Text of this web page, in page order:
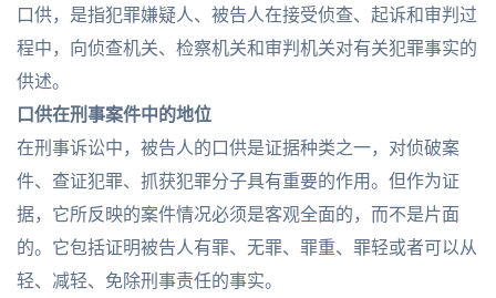
口供，是指犯罪嫌疑人、被告人在接受侦查、起诉和审判过
程中，向侦查机关、检察机关和审判机关对有关犯罪事实的
供述。
口供在刑事案件中的地位
在刑事诉讼中，被告人的口供是证据种类之一，对侦破案
件、查证犯罪、抓获犯罪分子具有重要的作用。但作为证
据，它所反映的案件情况必须是客观全面的，而不是片面
的。它包括证明被告人有罪、无罪、罪重、罪轻或者可以从
轻、减轻、免除刑事责任的事实。